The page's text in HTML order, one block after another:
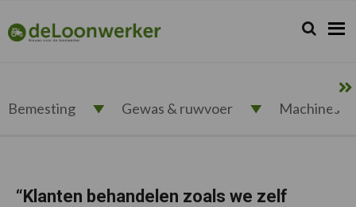
de
hoofdnavigatie
de
hoofd
de
eerste
de
voettekst
deloonwerker.nl Zoeken...
Zoek
Bemesting Gewas & ruwvoer Machines
“Klanten behandelen zoals we zelf